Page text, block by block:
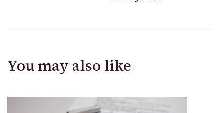
You may also like